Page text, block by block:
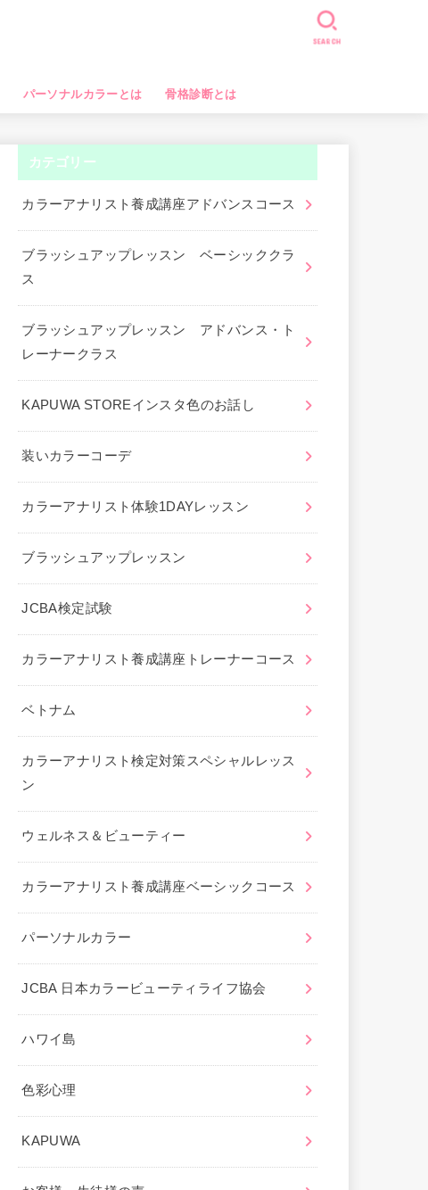
パーソナルカラーとは 骨格診断とは
SEARCH
カテゴリー
カラーアナリスト養成講座アドバンスコース
ブラッシュアップレッスン ベーシッククラ
ス
ブラッシュアップレッスン アドバンス・ト
レーナークラス
KAPUWA STOREインスタ色のお話し
装いカラーコーデ
カラーアナリスト体験1DAYレッスン
ブラッシュアップレッスン
JCBA検定試験
カラーアナリスト養成講座トレーナーコース
ベトナム
カラーアナリスト検定対策スペシャルレッス
ン
ウェルネス＆ビューティー
カラーアナリスト養成講座ベーシックコース
パーソナルカラー
JCBA 日本カラービューティライフ協会
ハワイ島
色彩心理
KAPUWA